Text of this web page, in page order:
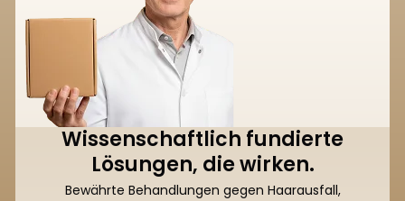
Wissenschaftlich fundierte
Lösungen, die wirken.
Bewährte Behandlungen gegen Haarausfall,